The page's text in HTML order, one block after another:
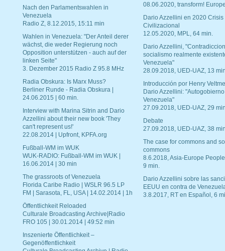
Nach den Parlamentswahlen in
Venezuela
Radio Z, 8.12.2015, 15:11 min
Wahlen in Venezuela: "Der Anteil derer
wächst, die weder Regierung noch
Opposition unterstützen - auch auf der
linken Seite"
3. Dezember 2015 Radio Z 95.8 MHz
Radia Obskura: Is Marx Muss?
Berliner Runde - Radia Obskura |
24.06.2015 | 60 min.
Interview with Marina Sitrin and Dario
Azzellini about their new book 'They
can't represent us!'
22.08.2014 | Upfront, KPFA.org
Fußball-WM im WUK
WUK-RADIO: Fußball-WM im WUK |
16.06.2014 | 30 min
The grassroots of Venezuela
Florida Caribe Radio | WSLR 96.5 LP
FM | Sarasota, FL, USA | 14.02.2014 | 1h
Öffentlichkeit Reloaded
Culturale Broadcasting Archive|Radio
FRO 105 | 30.01.2014 | 49:52 min
Inszenierte Öffentlichkeit –
Gegenöffentlichkeit
08.06.2020, transform!
Dario Azzellini en 2020 Crisis
Civilizacional
12.05.2020, MPL, 64 min.
Dario Azzellini,
socialismo realmente
Venezuela"
28.09.2018, UED-UAZ, 13
Introducción por Henry
Dario Azzellini:
Venezuela"
27.09.2018, UED-UAZ, 29
Debate
27.09.2018, UED-UAZ, 38
The case for commons and
commons
8.6.2018, Asia-Europe
9 min.
Dario Azzellini sobre las
EEUU en contra de
3.8.2017, RT en Español, 6